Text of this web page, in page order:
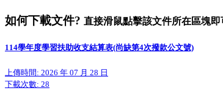
如何下載文件? 直接滑鼠點擊該文件所在區塊即
114學年度學習扶助收支結算表(尚缺第4次撥款公文號)
上傳時間: 2026 年 07 月 28 日
下載次數: 28